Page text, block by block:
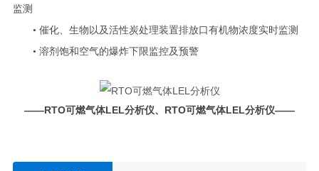
监测
• 催化、生物以及活性炭处理装置排放口有机物浓度实时监测
• 溶剂饱和空气的爆炸下限监控及预警
——RTO可燃气体LEL分析仪、 RTO可燃气体LEL分析仪——